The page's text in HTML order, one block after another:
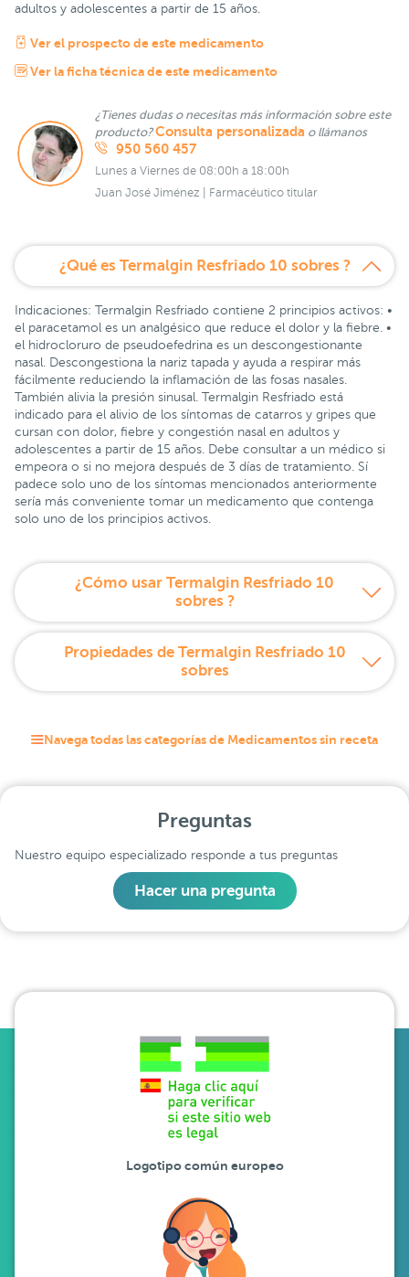
adultos y adolescentes a partir de 15 años.
Ver el prospecto de este medicamento
Ver la ficha técnica de este medicamento
¿Tienes dudas o necesitas más información sobre este
producto?Consulta personalizada o llámanos
950 560 457
Lunes a Viernes de 08:00h a 18:00h
Juan José Jiménez | Farmacéutico titular
¿Qué es Termalgin Resfriado 10 sobres ?
Indicaciones: Termalgin Resfriado contiene 2 principios activos: •
el paracetamol es un analgésico que reduce el dolor y la fiebre. •
el hidrocloruro de pseudoefedrina es un descongestionante
nasal. Descongestiona la nariz tapada y ayuda a respirar más
fácilmente reduciendo la inflamación de las fosas nasales.
También alivia la presión sinusal. Termalgin Resfriado está
indicado para el alivio de los síntomas de catarros y gripes que
cursan con dolor, fiebre y congestión nasal en adultos y
adolescentes a partir de 15 años. Debe consultar a un médico si
empeora o si no mejora después de 3 días de tratamiento. Sí
padece solo uno de los síntomas mencionados anteriormente
sería más conveniente tomar un medicamento que contenga
solo uno de los principios activos.
¿Cómo usar Termalgin Resfriado 10
sobres ?
Propiedades de Termalgin Resfriado 10
sobres
Navega todas las categorías de Medicamentos sin receta
Preguntas
Nuestro equipo especializado responde a tus preguntas
Hacer una pregunta
Logotipo común europeo